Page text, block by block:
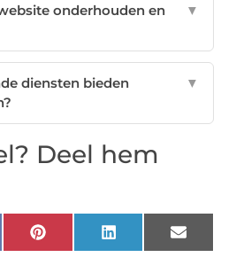
onderhouden en
▼
diensten bieden
▼
Deel hem
Pinterest LinkedIn Email